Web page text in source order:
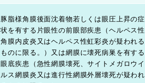
豚脂様角膜後面沈着物若しくは眼圧上昇の症
状を有する片眼性の前眼部疾患（ヘルペス性
角膜内皮炎又はヘルペス性虹彩炎が疑われる
ものに限る。）又は網膜に壊死病巣を有する
眼底疾患（急性網膜壊死、サイトメガロウイ
ルス網膜炎又は進行性網膜外層壊死が疑われ